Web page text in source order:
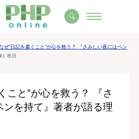
ぜ“日記を書くこと”が心を救う？ 『さみしい夜にはペン
1 枚目
こと”が心を救う？ 『さ
ンを持て』著者が語る理